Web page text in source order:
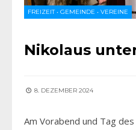
FREIZEIT• GEMEINDE • VEREINE
Nikolaus
8. DEZEMBER 2024
Am Vorabend und Tag